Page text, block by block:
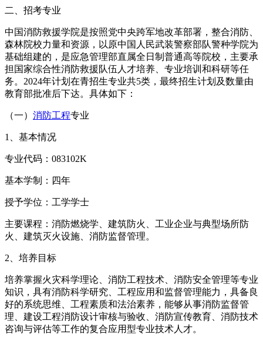
二、招考专业
中国消防救援学院是按照党中央跨军地改革部署，整合消防、
森林院校力量和资源，以原中国人民武装警察部队警种学院为
基础组建的，是应急管理部直属全日制普通高等院校，主要承
担国家综合性消防救援队伍人才培养、专业培训和科研等任
务。2024年计划在青招生专业共5类，最终招生计划及数量由
教育部批准后下达。具体如下：
（一） 消防工程专业
1、基本情况
专业代码：083102K
基本学制：四年
授予学位：工学学士
主要课程：消防燃烧学、建筑防火、工业企业与典型场所防
火、建筑灭火设施、消防监督管理。
2、培养目标
培养掌握火灾科学理论、消防工程技术、消防安全管理等专业
知识，具有消防科学研究、工程应用和监督管理能力，具备良
好的系统思维、工程素质和法治素养，能够从事消防监督管
理、建设工程消防设计审核与验收、消防宣传教育、消防技术
咨询与评估等工作的复合应用型专业技术人才。